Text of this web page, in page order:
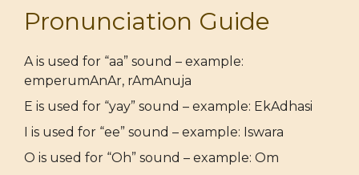
Pronunciation Guide
A is used for “aa” sound – example:
emperumAnAr, rAmAnuja
E is used for “yay” sound – example: EkAdhasi
I is used for “ee” sound – example: Iswara
O is used for “Oh” sound – example: Om